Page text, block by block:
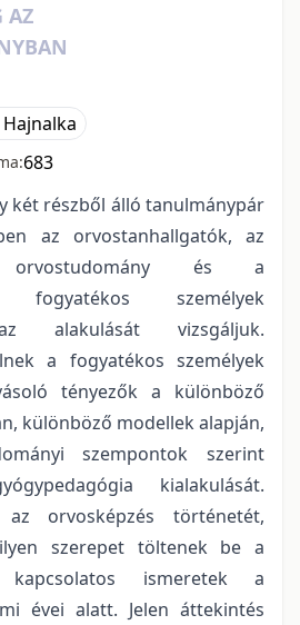
AZ
683
két részből álló tanulmánypár
az orvostanhallgatók, az
és a
fogyatékos személyek
alakulását vizsgáljuk.
a fogyatékos személyek
tényezők a különböző
különböző modellek alapján,
szempontok szerint
kialakulását.
orvosképzés történetét,
szerepet töltenek be a
kapcsolatos ismeretek a
évei alatt. Jelen áttekintés